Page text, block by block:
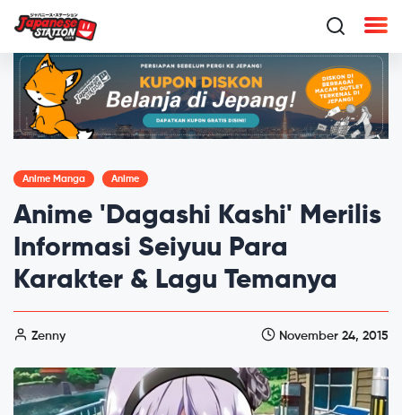
Anime Manga Anime
Anime 'Dagashi Kashi' Merilis
Informasi Seiyuu Para
Karakter & Lagu Temanya
Zenny November 24, 2015